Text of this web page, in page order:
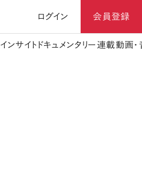
ログイン 会員登録
インサイト ドキュメンタリー 連載動画